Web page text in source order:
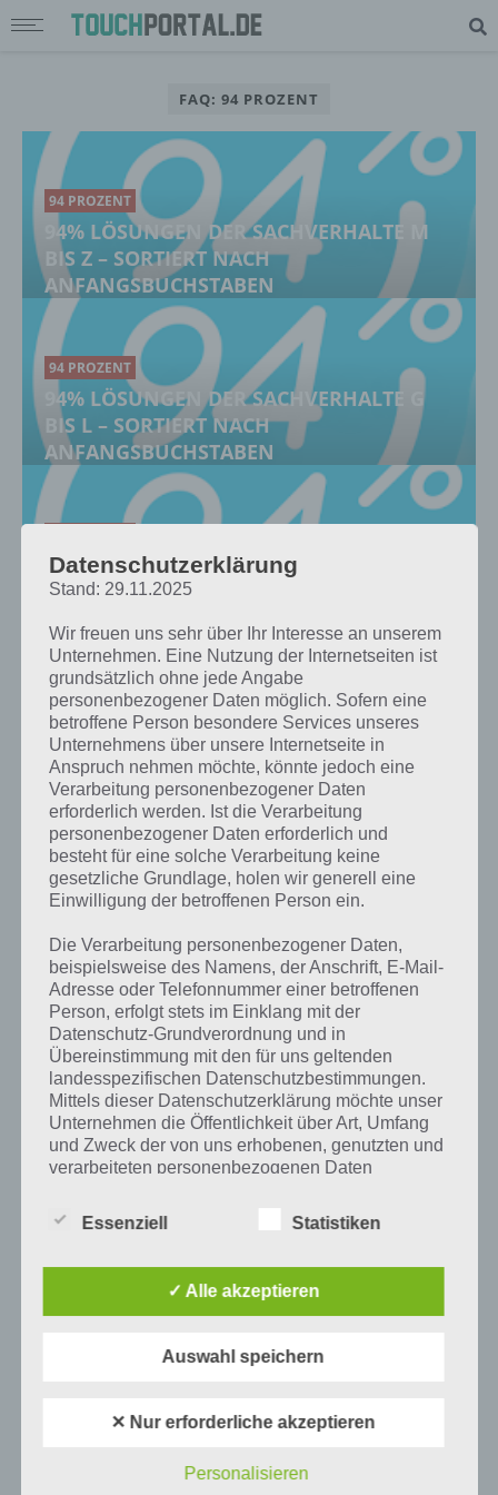
FAQ: 94 PROZENT
94 PROZENT
94% LÖSUNGEN DER SACHVERHALTE M
BIS Z – SORTIERT NACH
ANFANGSBUCHSTABEN
94 PROZENT
94% LÖSUNGEN DER SACHVERHALTE G
BIS L – SORTIERT NACH
ANFANGSBUCHSTABEN
94% LÖSUNGEN DER SACHVERHALTE E
BIS F – SORTIERT NACH
94 PROZENT
94% LÖSUNGEN DER SACHVERHALTE MIT
ANFANGSBUCHSTABEN D
94 PROZENT
94% LÖSUNGEN DER
SACHVERHALTE A BIS C – SORTIERT
NACH ANFANGSBUCHSTABEN
PAUL STELZER-30. MÄRZ 2017
Hier findest du die 94% Lösung der Sachverhalte A bis
Datenschutzerklärung
Stand: 29.11.2025
Wir freuen uns sehr über Ihr Interesse an unserem
Unternehmen. Eine Nutzung der Internetseiten ist
grundsätzlich ohne jede Angabe
personenbezogener Daten möglich. Sofern eine
betroffene Person besondere Services unseres
Unternehmens über unsere Internetseite in
Anspruch nehmen möchte, könnte jedoch eine
Verarbeitung personenbezogener Daten
erforderlich werden. Ist die Verarbeitung
personenbezogener Daten erforderlich und
besteht für eine solche Verarbeitung keine
gesetzliche Grundlage, holen wir generell eine
Einwilligung der betroffenen Person ein.
Die Verarbeitung personenbezogener Daten,
beispielsweise des Namens, der Anschrift, E-Mail-
Adresse oder Telefonnummer einer betroffenen
Person, erfolgt stets im Einklang mit der
Datenschutz-Grundverordnung und in
Übereinstimmung mit den für uns geltenden
landesspezifischen Datenschutzbestimmungen.
Mittels dieser Datenschutzerklärung möchte unser
Unternehmen die Öffentlichkeit über Art, Umfang
und Zweck der von uns erhobenen, genutzten und
verarbeiteten personenbezogenen Daten
mittels dieser Datenschutzerklärung über die ihnen
zustehenden Rechte aufgeklärt.
zahlreiche technische und organisatorische
lückenlosen Schutz der über diese Internetseite
verarbeiteten personenbezogenen Daten
Datenübertragungen grundsätzlich
Sicherheitslücken aufweisen, sodass ein absoluter
diesem Grund steht es jeder betroffenen Person
Essenziell Statistiken
✓ Alle akzeptieren
Auswahl speichern
✕ Nur erforderliche akzeptieren
Personalisieren